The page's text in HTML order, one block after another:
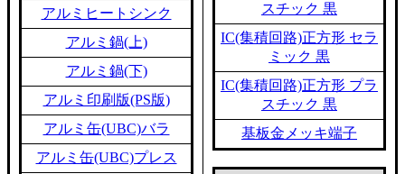
アルミヒートシンク
アルミ鍋(上)
アルミ鍋(下)
アルミ印刷版(PS版)
アルミ缶(UBC)バラ
アルミ缶(UBC)プレス
スチック 黒
IC(集積回路)正方形 セラ
ミック 黒
IC(集積回路)正方形 プラ
スチック 黒
基板金メッキ端子